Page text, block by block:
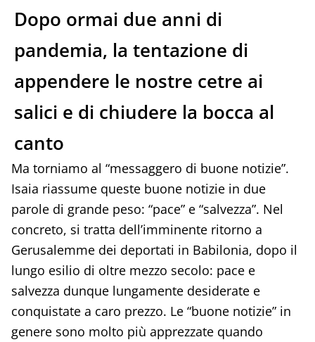
Dopo ormai due anni di
pandemia, la tentazione di
appendere le nostre cetre ai
salici e di chiudere la bocca al
canto
Ma torniamo al “messaggero di buone notizie”.
Isaia riassume queste buone notizie in due
parole di grande peso: “pace” e “salvezza”. Nel
concreto, si tratta dell’imminente ritorno a
Gerusalemme dei deportati in Babilonia, dopo il
lungo esilio di oltre mezzo secolo: pace e
salvezza dunque lungamente desiderate e
conquistate a caro prezzo. Le “buone notizie” in
genere sono molto più apprezzate quando